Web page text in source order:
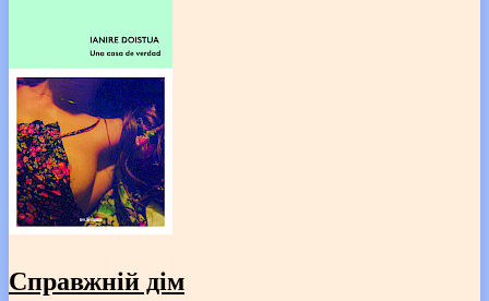
Справжній дім